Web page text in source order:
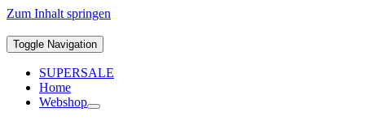
Zum Inhalt springen
Toggle Navigation
SUPERSALE
Home
Webshop